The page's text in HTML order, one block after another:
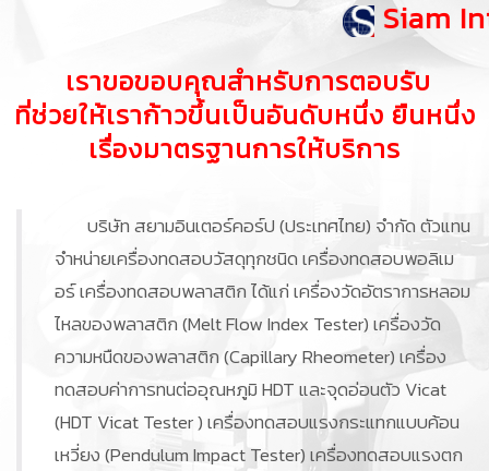
Siam Intercorp
เราขอขอบคุณสำหรับการตอบรับ
ที่ช่วยให้เราก้าวขึ้นเป็นอันดับหนึ่ง ยืนหนึ่ง
เรื่องมาตรฐานการให้บริการ
บริษัท สยามอินเตอร์คอร์ป (ประเทศไทย) จำกัด ตัวแทน
จำหน่ายเครื่องทดสอบวัสดุทุกชนิด เครื่องทดสอบพอลิเม
อร์ เครื่องทดสอบพลาสติก ได้แก่ เครื่องวัดอัตราการหลอม
ไหลของพลาสติก (Melt Flow Index Tester) เครื่องวัด
ความหนืดของพลาสติก (Capillary Rheometer) เครื่อง
ทดสอบค่าการทนต่ออุณหภูมิ HDT และจุดอ่อนตัว Vicat
(HDT Vicat Tester ) เครื่องทดสอบแรงกระแทกแบบค้อน
เหวี่ยง (Pendulum Impact Tester) เครื่องทดสอบแรงตก